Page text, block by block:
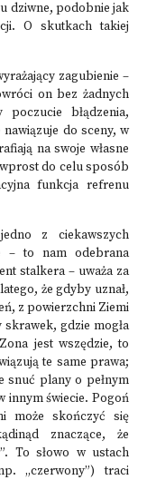
dziwne, podobnie jak
O skutkach takiej
zagubienie –
on bez żadnych
błądzenia,
do sceny, w
na swoje własne
do celu sposób
funkcja refrenu
z ciekawszych
– to nam odebrana
stalkera – uważa za
że gdyby uznał,
z powierzchni Ziemi
gdzie mogła
jest wszędzie, to
te same prawa;
snuć plany o pełnym
innym świecie. Pogoń
może skończyć się
znaczące, że
To słowo w ustach
„czerwony”) traci